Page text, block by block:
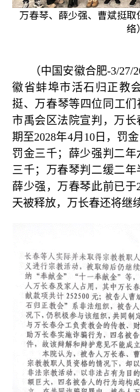
万春琴、薛少强、曹斌挺
络）
（中国安徽合肥-3/27/
徽省蚌埠市活石归正教
挺、万春琴等四位同工们
市禹会区法院宣判，万
期至2028年4月 10日，罚
罚金三千；薛少强判二
三千；万春琴判二缓二年
薛少强，万春琴此前已于
天被释放，万长春还将继